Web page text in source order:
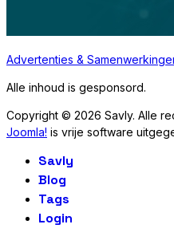
Advertenties &
Alle inhoud is gesponsord.
Copyright © 2026 Savly. Alle
Joomla! is vrije software
Savly
Blog
Tags
Login